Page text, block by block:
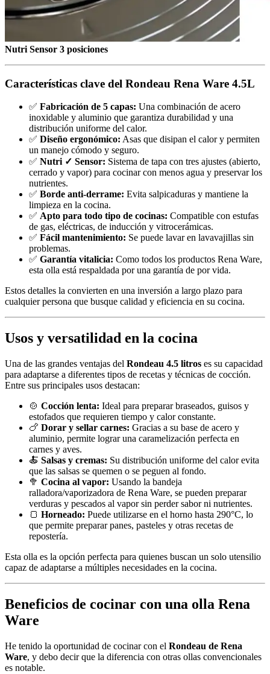
Nutri Sensor 3 posiciones
Características clave del Rondeau Rena Ware 4.5L
✅ Fabricación de 5 capas: Una combinación de acero
inoxidable y aluminio que garantiza durabilidad y una
distribución uniforme del calor.
✅ Diseño ergonómico: Asas que disipan el calor y permiten
un manejo cómodo y seguro.
✅ Nutri ✓ Sensor: Sistema de tapa con tres ajustes (abierto,
cerrado y vapor) para cocinar con menos agua y preservar los
nutrientes.
✅ Borde anti-derrame: Evita salpicaduras y mantiene la
limpieza en la cocina.
✅ Apto para todo tipo de cocinas: Compatible con estufas
de gas, eléctricas, de inducción y vitrocerámicas.
✅ Fácil mantenimiento: Se puede lavar en lavavajillas sin
problemas.
✅ Garantía vitalicia: Como todos los productos Rena Ware,
esta olla está respaldada por una garantía de por vida.
Estos detalles la convierten en una inversión a largo plazo para
cualquier persona que busque calidad y eficiencia en su cocina.
Usos y versatilidad en la cocina
Una de las grandes ventajas del Rondeau 4.5 litros es su capacidad
para adaptarse a diferentes tipos de recetas y técnicas de cocción.
Entre sus principales usos destacan:
🍲 Cocción lenta: Ideal para preparar braseados, guisos y
estofados que requieren tiempo y calor constante.
🍗 Dorar y sellar carnes: Gracias a su base de acero y
aluminio, permite lograr una caramelización perfecta en
carnes y aves.
🍝 Salsas y cremas: Su distribución uniforme del calor evita
que las salsas se quemen o se peguen al fondo.
🥦 Cocina al vapor: Usando la bandeja
ralladora/vaporizadora de Rena Ware, se pueden preparar
verduras y pescados al vapor sin perder sabor ni nutrientes.
🍞 Horneado: Puede utilizarse en el horno hasta 290°C, lo
que permite preparar panes, pasteles y otras recetas de
repostería.
Esta olla es la opción perfecta para quienes buscan un solo utensilio
capaz de adaptarse a múltiples necesidades en la cocina.
Beneficios de cocinar con una olla Rena
Ware
He tenido la oportunidad de cocinar con el Rondeau de Rena
Ware, y debo decir que la diferencia con otras ollas convencionales
es notable.